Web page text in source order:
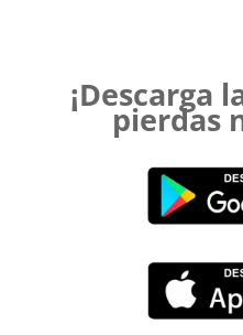
¡Descarga
pierdas